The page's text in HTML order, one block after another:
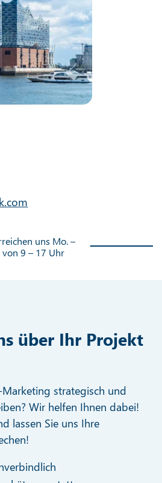
uns Mo. –
von 9 – 17 Uhr
über Ihr Projekt
strategisch und
Wir helfen Ihnen dabei!
lassen Sie uns Ihre